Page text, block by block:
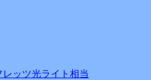
レッツ光ライト相当